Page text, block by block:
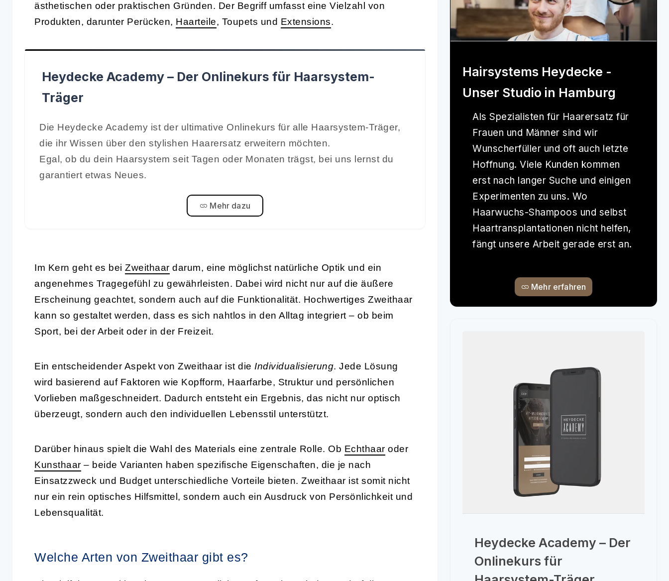
ästhetischen oder praktischen Gründen. Der Begriff umfasst eine Vielzahl von
Produkten, darunter Perücken, Haarteile, Toupets und Extensions.
Heydecke Academy – Der Onlinekurs für Haarsystem-
Träger
Die Heydecke Academy ist der ultimative Onlinekurs für alle Haarsystem-Träger,
die ihr Wissen über den stylishen Haarersatz erweitern möchten.
Egal, ob du dein Haarsystem seit Tagen oder Monaten trägst, bei uns lernst du
garantiert etwas Neues.
Mehr dazu
Im Kern geht es bei Zweithaar darum, eine möglichst natürliche Optik und ein
angenehmes Tragegefühl zu gewährleisten. Dabei wird nicht nur auf die äußere
Erscheinung geachtet, sondern auch auf die Funktionalität. Hochwertiges Zweithaar
kann so gestaltet werden, dass es sich nahtlos in den Alltag integriert – ob beim
Sport, bei der Arbeit oder in der Freizeit.
Ein entscheidender Aspekt von Zweithaar ist die Individualisierung. Jede Lösung
wird basierend auf Faktoren wie Kopfform, Haarfarbe, Struktur und persönlichen
Vorlieben maßgeschneidert. Dadurch entsteht ein Ergebnis, das nicht nur optisch
überzeugt, sondern auch den individuellen Lebensstil unterstützt.
Darüber hinaus spielt die Wahl des Materials eine zentrale Rolle. Ob Echthaar oder
Kunsthaar – beide Varianten haben spezifische Eigenschaften, die je nach
Einsatzzweck und Budget unterschiedliche Vorteile bieten. Zweithaar ist somit nicht
nur ein rein optisches Hilfsmittel, sondern auch ein Ausdruck von Persönlichkeit und
Lebensqualität.
Welche Arten von Zweithaar gibt es?
Hairsystems Heydecke -
Unser Studio in Hamburg
Als Spezialisten für Haarersatz für
Frauen und Männer sind wir
Wunscherfüller und oft auch letzte
Hoffnung. Viele Kunden kommen
erst nach langer Suche und einigen
Experimenten zu uns. Wo
Haarwuchs-Shampoos und selbst
Haartransplantationen nicht helfen,
fängt unsere Arbeit gerade erst an.
Mehr erfahren
Heydecke Academy – Der
Onlinekurs für